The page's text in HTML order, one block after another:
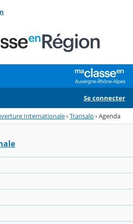
Se connecter
Internationale›Transalp›Agenda